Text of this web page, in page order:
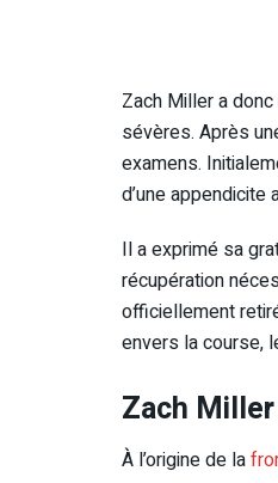
Zach Miller a
sévères. Après
examens.
d’une appendicite
Il a exprimé sa
récupération
officiellement
envers la course,
Zach
À l’origine de la